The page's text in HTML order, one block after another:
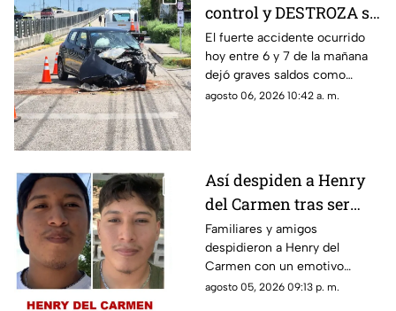
control y DESTROZA su
auto; así fue el FUERTE
ACCIDENTE HOY en
Temozón Norte, Mérida
El fuerte accidente ocurrido
hoy entre 6 y 7 de la mañana
dejó graves saldos como
consecuencia en la zona de
agosto 06, 2026 10:42 a. m.
Así despiden a Henry
del Carmen tras ser
hallado sin vida en la
Mérida-Chetumal tras
varios días
desaparecido
Familiares y amigos
despidieron a Henry del
Carmen con un emotivo
mensaje en redes sociales tras
agosto 05, 2026 09:13 p. m.